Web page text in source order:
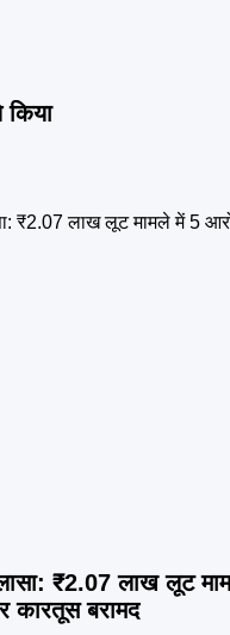
₹2.07 लाख लूट
कारतूस बरामद